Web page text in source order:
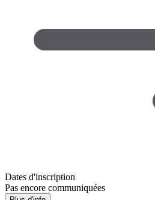
Dates d'inscription
Pas encore communiquées